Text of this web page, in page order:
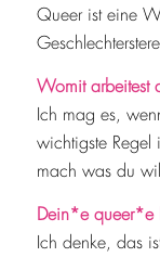
Queer ist eine
Womit arbeitest
Ich mag es,
wichtigste
mach was du
Dein*e queer*e
Ich denke, das